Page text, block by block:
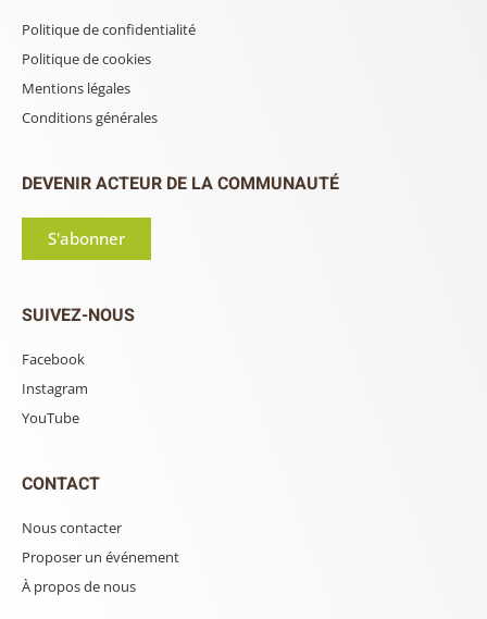
Politique de confidentialité
Politique de cookies
Mentions légales
Conditions générales
DEVENIR ACTEUR DE LA COMMUNAUTÉ
S'abonner
SUIVEZ-NOUS
Facebook
Instagram
YouTube
CONTACT
Nous contacter
Proposer un événement
À propos de nous